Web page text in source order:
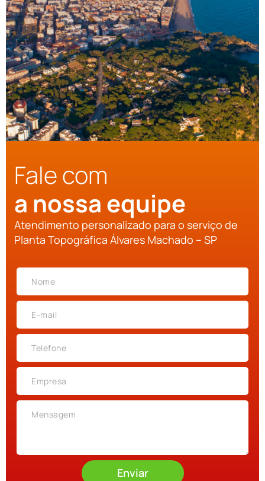
Fale com
a nossa equipe
Atendimento personalizado para o serviço de
Planta Topográfica Álvares Machado – SP
Enviar